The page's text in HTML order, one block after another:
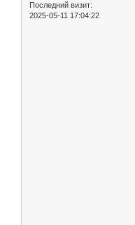
Последний визит:
2025-05-11 17:04:22